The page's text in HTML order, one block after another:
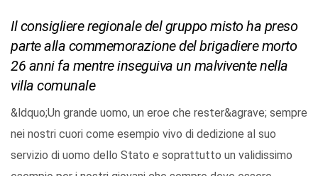
Il consigliere regionale del gruppo misto ha preso
parte alla commemorazione del brigadiere morto
26 anni fa mentre inseguiva un malvivente nella
villa comunale
&ldquo;Un grande uomo, un eroe che rester&agrave; sempre
nei nostri cuori come esempio vivo di dedizione al suo
servizio di uomo dello Stato e soprattutto un validissimo